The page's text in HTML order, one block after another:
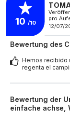
10 /10
pro
12/07/
Bewertung des
Hemos recibido
regenta el
Bewertung der
einfache achse,